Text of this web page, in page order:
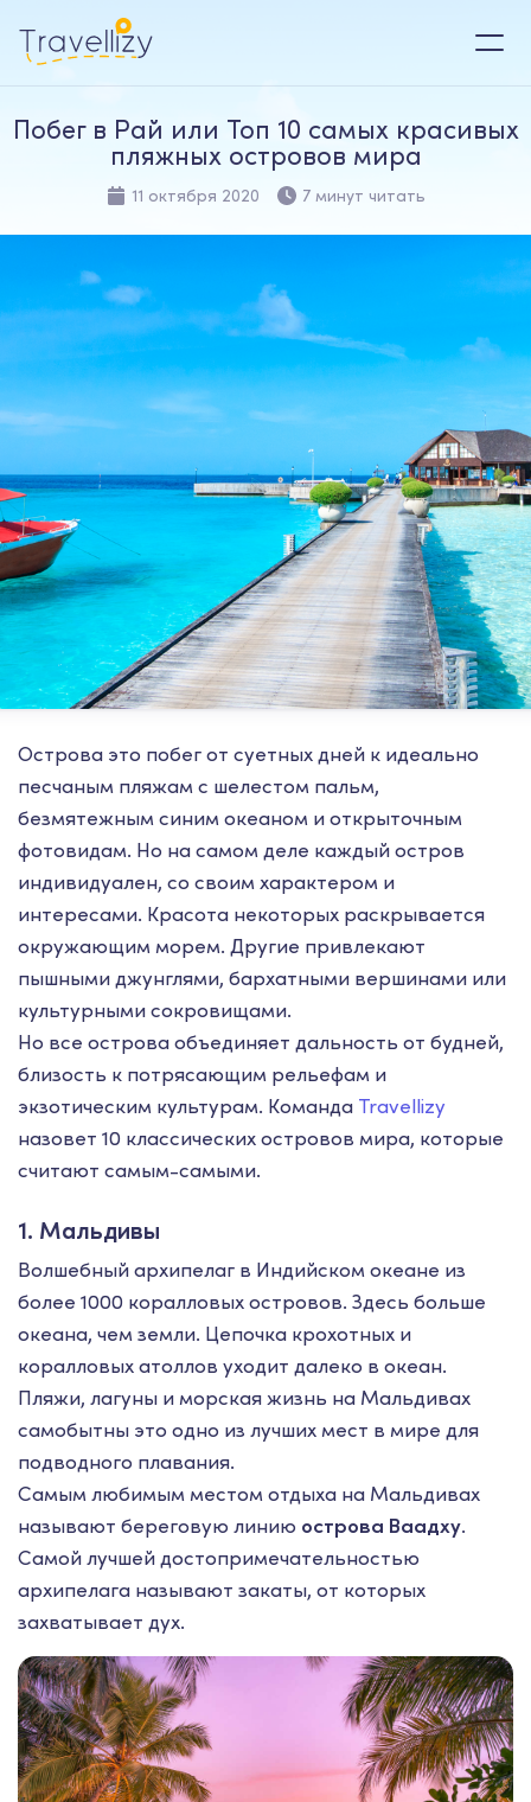
Побег в Рай или Топ 10 самых красивых
пляжных островов мира
11 октября 2020 7 минут читать
Острова это побег от суетных дней к идеально
песчаным пляжам с шелестом пальм,
безмятежным синим океаном и открыточным
фотовидам. Но на самом деле каждый остров
индивидуален, со своим характером и
интересами. Красота некоторых раскрывается
окружающим морем. Другие привлекают
пышными джунглями, бархатными вершинами или
культурными сокровищами.
Но все острова объединяет дальность от будней,
близость к потрясающим рельефам и
экзотическим культурам. Команда Travellizy
назовет 10 классических островов мира, которые
считают самым-самыми.
1. Мальдивы
Волшебный архипелаг в Индийском океане из
более 1000 коралловых островов. Здесь больше
океана, чем земли. Цепочка крохотных и
коралловых атоллов уходит далеко в океан.
Пляжи, лагуны и морская жизнь на Мальдивах
самобытны это одно из лучших мест в мире для
подводного плавания.
Самым любимым местом отдыха на Мальдивах
называют береговую линию острова Ваадху.
Самой лучшей достопримечательностью
архипелага называют закаты, от которых
захватывает дух.